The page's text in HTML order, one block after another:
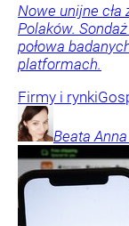
Nowe unijne cła
Polaków.
połowa
platformach.
Firmy i rynki
Beata Anna